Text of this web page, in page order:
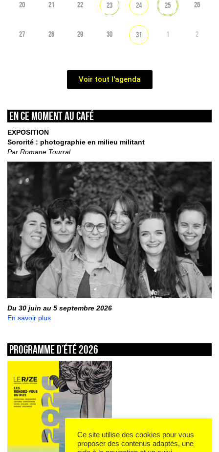
20 21 22 23 24 25 26
27 28 29 30 31 1 2
Voir tout l'agenda
En ce moment au café
EXPOSITION
Sororité : photographie en milieu militant
Par Romane Tourral
Du 30 juin au 5 septembre 2026
En savoir plus
Programme d’été 2026
Ce site utilise des cookies pour vous
proposer des contenus adaptés, une